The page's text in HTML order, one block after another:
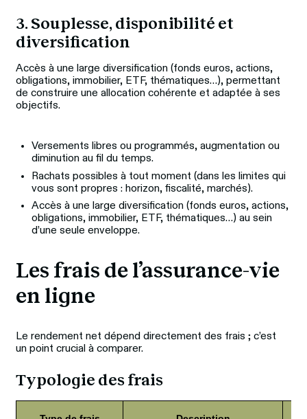
3. Souplesse, disponibilité et
diversification
Accès à une large diversification (fonds euros, actions,
obligations, immobilier, ETF, thématiques…), permettant
de construire une allocation cohérente et adaptée à ses
objectifs.
Versements libres ou programmés, augmentation ou
diminution au fil du temps.
Rachats possibles à tout moment (dans les limites qui
vous sont propres : horizon, fiscalité, marchés).
Accès à une large diversification (fonds euros, actions,
obligations, immobilier, ETF, thématiques…) au sein
d’une seule enveloppe.
Les frais de l’assurance-vie
en ligne
Le rendement net dépend directement des frais ; c’est
un point crucial à comparer.
Typologie des frais